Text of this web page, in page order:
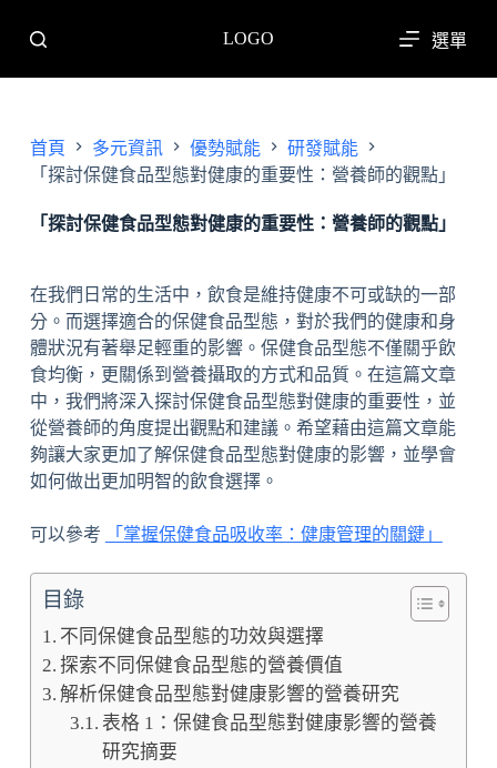
至
主
容
LOGO 選單
首頁 多元資訊 優勢賦能
研發賦能
「探討保健食品型態對健康的重要性：營養師的觀點」
「探討保健食品型態對健康的重要性：營養師的觀點」
在我們日常的生活中，飲食是維持健康不可或缺的一部
分。而選擇適合的保健食品型態，對於我們的健康和身
體狀況有著舉足輕重的影響。保健食品型態不僅關乎飲
食均衡，更關係到營養攝取的方式和品質。在這篇文章
中，我們將深入探討保健食品型態對健康的重要性，並
從營養師的角度提出觀點和建議。希望藉由這篇文章能
夠讓大家更加了解保健食品型態對健康的影響，並學會
如何做出更加明智的飲食選擇。
可以參考 「掌握保健食品吸收率：健康管理的關鍵」
目錄
不同保健食品型態的功效與選擇
探索不同保健食品型態的營養價值
解析保健食品型態對健康影響的營養研究
表格 1：保健食品型態對健康影響的營養
研究摘要